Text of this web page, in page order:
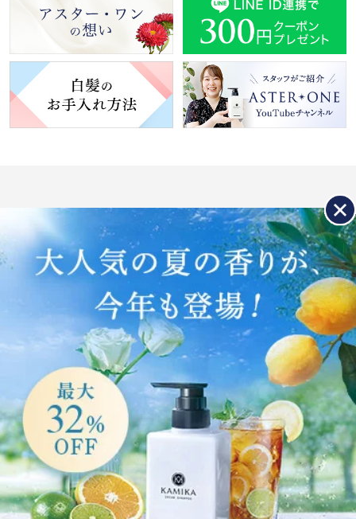
各種お問い合わせ
定期コースの各種変更・解約、その他ご不明点
はこちらから
お問い合わせページ
公式ブランドサイト